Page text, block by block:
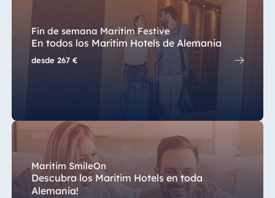
Egipto
Hotel Plaza
Tirana
Fin de semana Maritim Festive
En todos los Maritim Hotels de Alemania
desde267 €
Maritim SmileOn
Descubra los Maritim Hotels en toda
Alemania!